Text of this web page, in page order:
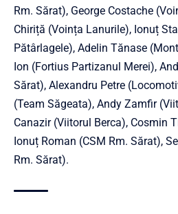
Rm. Sărat), George Costache
Chiriță (Voința Lanurile), Ionuț
Pătârlagele), Adelin Tănase
Ion (Fortius Partizanul Merei),
Sărat), Alexandru Petre
(Team Săgeata), Andy Zamfir
Canazir (Viitorul Berca), Cosmin
Ionuț Roman (CSM Rm. Sărat),
Rm. Sărat).